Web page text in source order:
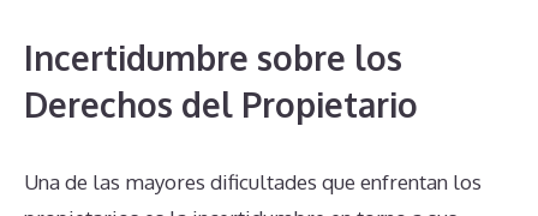
Incertidumbre sobre los
Derechos del Propietario
Una de las mayores dificultades que enfrentan los